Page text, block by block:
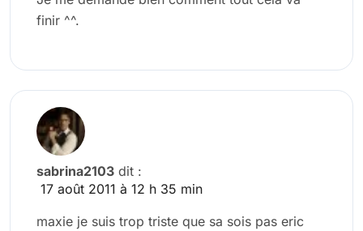
finir ^^.
sabrina2103 dit :
17 août 2011 à 12 h 35 min
maxie je suis trop triste que sa sois pas eric